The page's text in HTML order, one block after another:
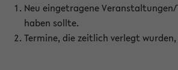
Neu eingetragene
haben sollte.
Termine, die zeitlich verlegt